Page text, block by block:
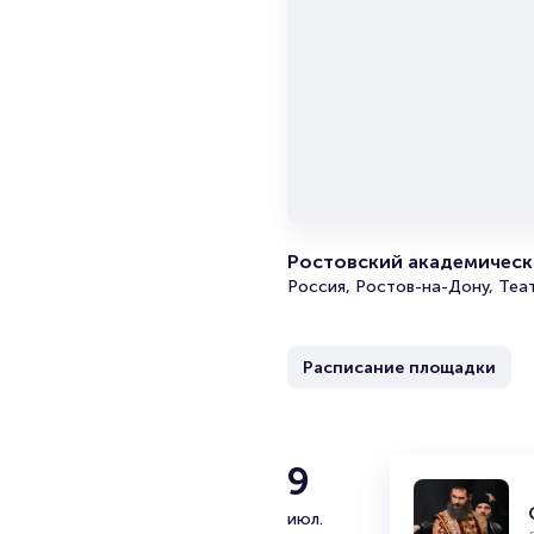
Ростовский
Россия, Ростов-на-Дону,
Расписание площадки
9
июл.